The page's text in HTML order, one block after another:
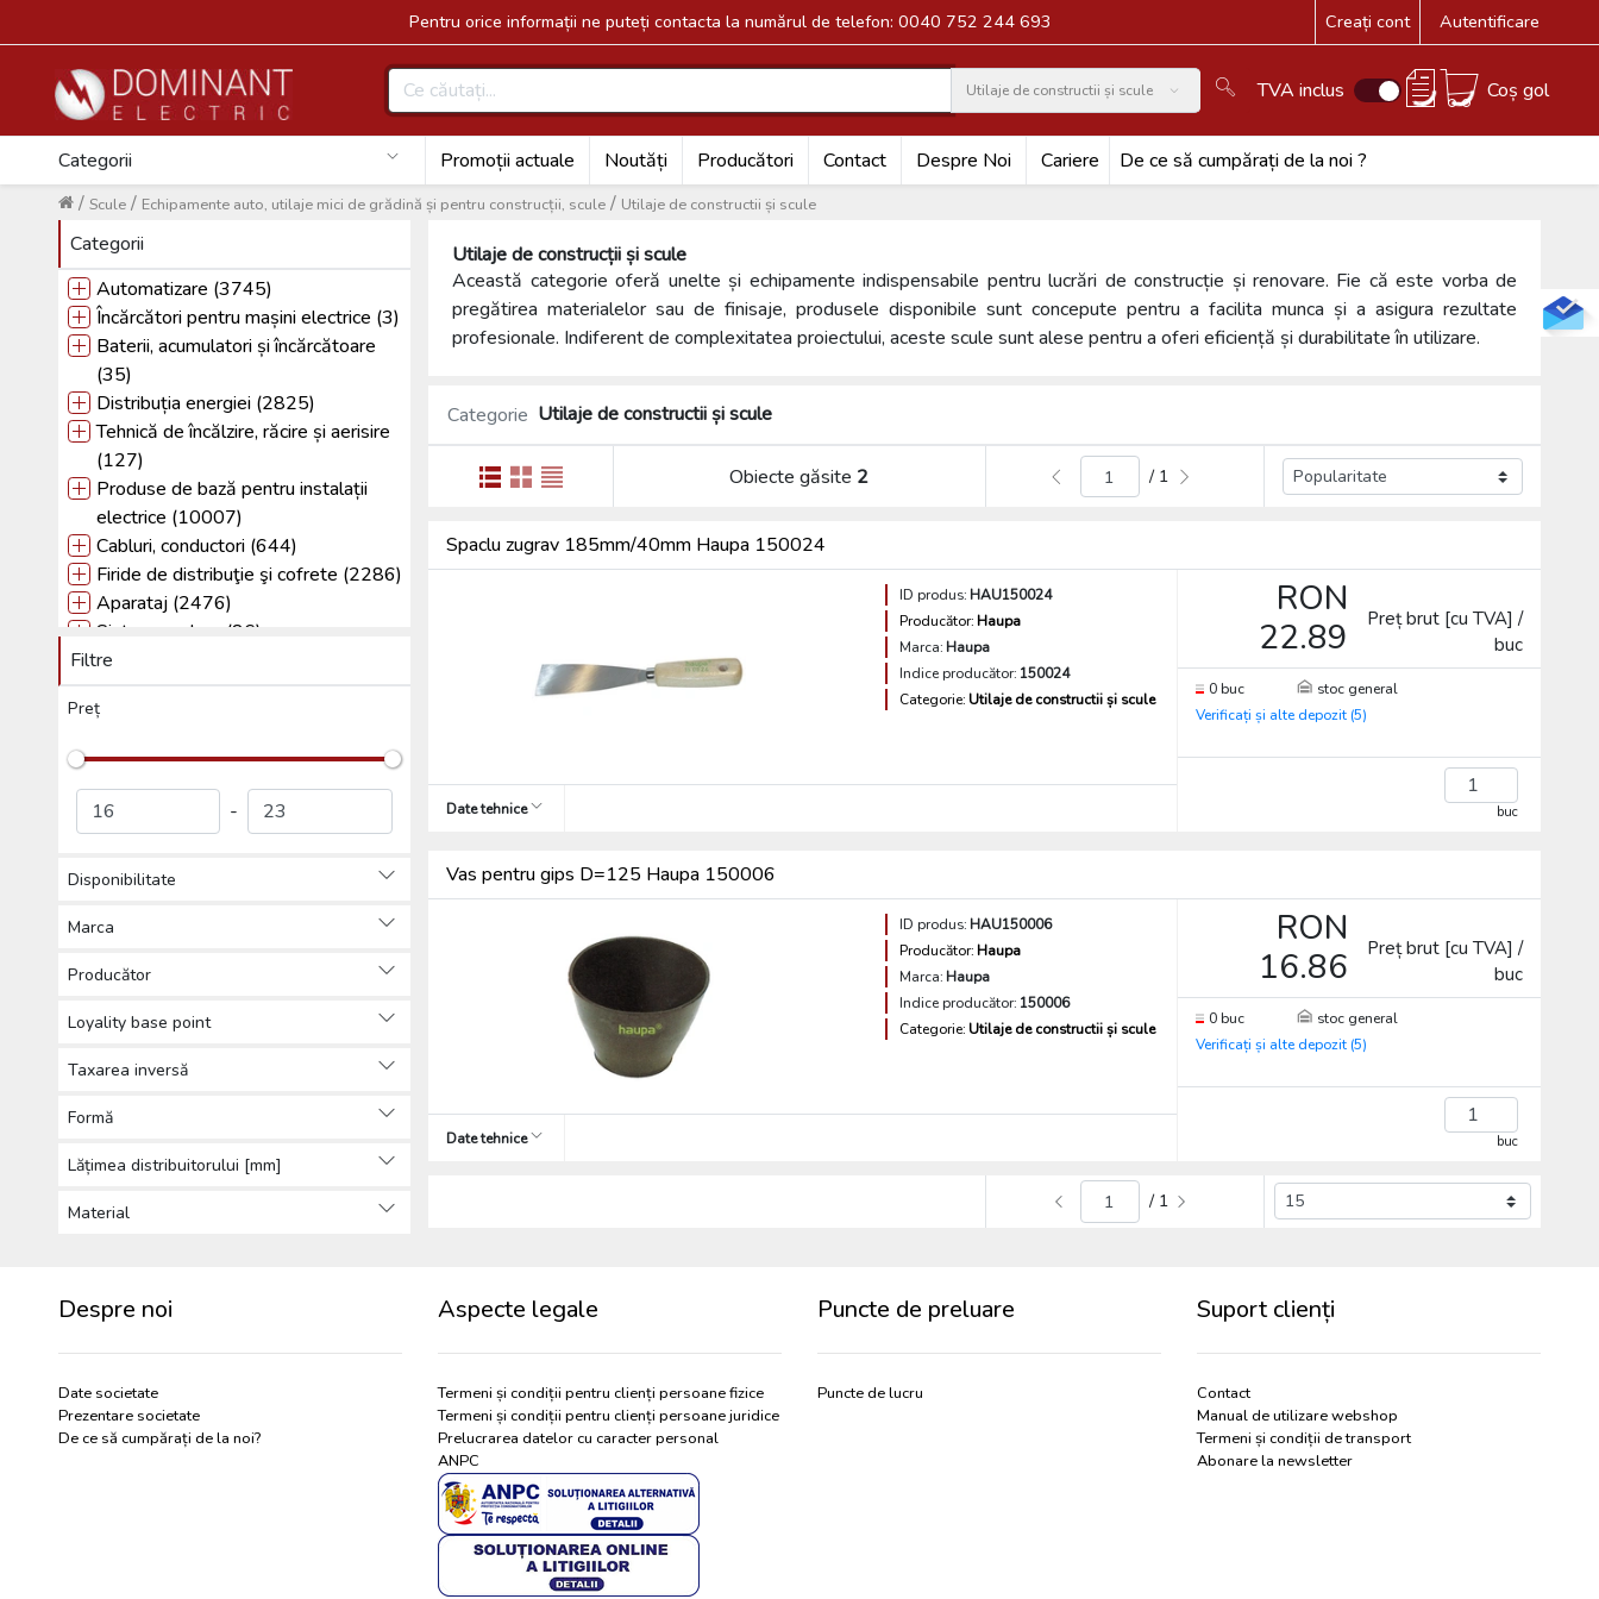
Pentru orice informații ne puteți contacta la numărul de telefon: 0040 752 244 693 Creați cont Autentificare
Utilaje de constructii și scule
Search TVA inclus Coș gol
Categorii Promoții actuale Noutăți Producători Contact Despre Noi Cariere De ce să cumpărați de la noi ?
Utilaje de constructii și scule
/
Echipamente auto, utilaje mici de grădină și pentru construcții, scule
/
Scule
/
Categorii
Automatizare (3745)
Încărcători pentru mașini electrice (3)
Baterii, acumulatori și încărcătoare
(35)
Distribuția energiei (2825)
Tehnică de încălzire, răcire și aerisire
(127)
Produse de bază pentru instalații
electrice (10007)
Cabluri, conductori (644)
Firide de distribuţie şi cofrete (2286)
Aparataj (2476)
Sisteme solare (86)
Tehnică de iIuminat (5982)
Sisteme de paratrăsnet (924)
Alte (564)
Scule (2270)
Scule de putere cu și fără
Echipamente auto, utilaje mici de
grădină și pentru construcții, scule
Utilaje de constructii și scule
Scule si utilaje mici de
grădinărit (8)
(34)
Scule de mână (1124)
pneumatice și depozitare (147)
Filtre
Preț
-
Disponibilitate
Marca
Producător
Loyality base point
Taxarea inversă
Formă
Lățimea distribuitorului [mm]
Material
Utilaje de construcții și scule
Această categorie oferă unelte și echipamente indispensabile pentru lucrări de construcție și renovare. Fie că este vorba de
pregătirea materialelor sau de finisaje, produsele disponibile sunt concepute pentru a facilita munca și a asigura rezultate
profesionale. Indiferent de complexitatea proiectului, aceste scule sunt alese pentru a oferi eficiență și durabilitate în utilizare.
Categorie Utilaje de constructii și scule
Obiecte găsite 2 / 1
Spaclu zugrav 185mm/40mm Haupa 150024
ID produs: HAU150024
Producător: Haupa
Marca: Haupa
Indice producător: 150024
Categorie: Utilaje de constructii și scule
Date tehnice
RON
22.89
Preț brut [cu TVA] /
buc
0 buc
stoc general
Verificați și alte depozit (5)
buc
Vas pentru gips D=125 Haupa 150006
ID produs: HAU150006
Producător: Haupa
Marca: Haupa
Indice producător: 150006
Categorie: Utilaje de constructii și scule
Date tehnice
RON
16.86
Preț brut [cu TVA] /
buc
0 buc
stoc general
Verificați și alte depozit (5)
buc
/ 1
Despre noi
Date societate
Prezentare societate
De ce să cumpărați de la noi?
Aspecte legale
Termeni și condiții pentru clienți persoane fizice
Termeni și condiții pentru clienți persoane juridice
Prelucrarea datelor cu caracter personal
ANPC
Puncte de preluare
Puncte de lucru
Suport clienți
Contact
Manual de utilizare webshop
Termeni și condiții de transport
Abonare la newsletter